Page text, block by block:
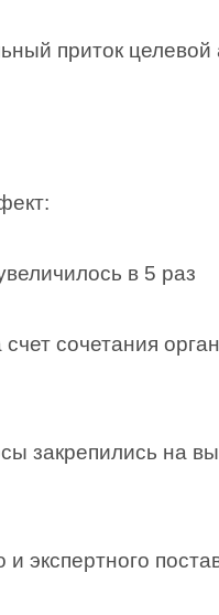
приток целевой
в 5 раз
сочетания
закрепились на
экспертного